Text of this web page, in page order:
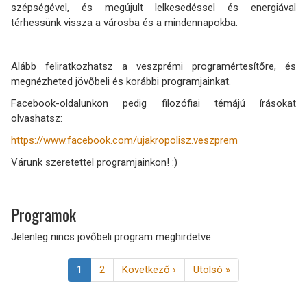
szépségével, és megújult lelkesedéssel és energiával
térhessünk vissza a városba és a mindennapokba.
Alább feliratkozhatsz a veszprémi programértesítőre, és
megnézheted jövőbeli és korábbi programjainkat.
Facebook-oldalunkon pedig filozófiai témájú írásokat
olvashatsz:
https://www.facebook.com/ujakropolisz.veszprem
Várunk szeretettel programjainkon! :)
Programok
Jelenleg nincs jövőbeli program meghirdetve.
Oldalszámozás
Jelenlegi
oldal
1 Page
2
Következő
oldal
Következő ›
Utolsó
oldal
Utolsó »